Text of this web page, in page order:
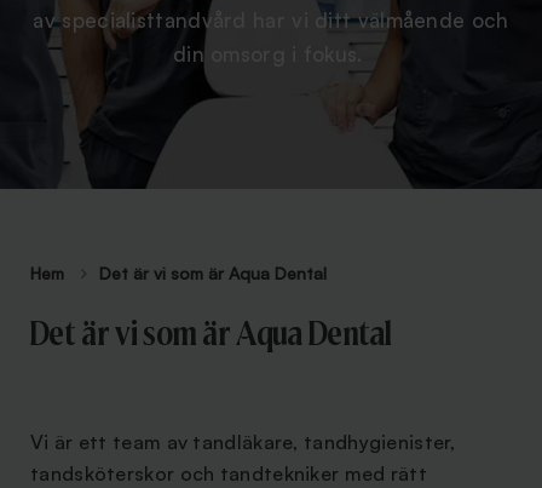
av specialisttandvård har vi ditt välmående och
din omsorg i fokus.
Hem Det är vi som är Aqua Dental
Det är vi som är Aqua Dental
Vi är ett team av tandläkare, tandhygienister,
tandsköterskor och tandtekniker med rätt